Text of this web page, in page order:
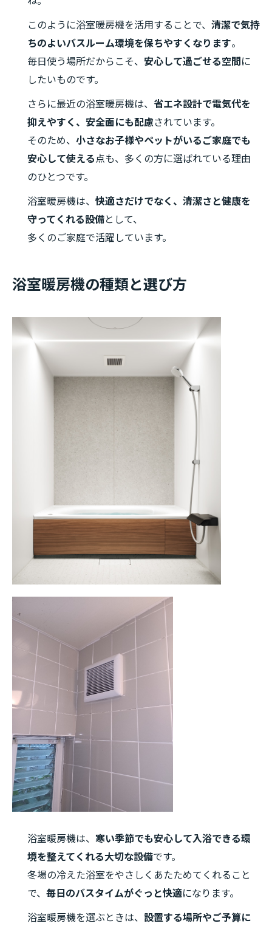
このように浴室暖房機を活用することで、 清潔で気持
ちのよいバスルーム環境を保ちやすくなります。
毎日使う場所だからこそ、 安心して過ごせる空間に
したいものです。
さらに最近の浴室暖房機は、 省エネ設計で電気代を
抑えやすく、安全面にも配慮されています。
そのため、 小さなお子様やペットがいるご家庭でも
安心して使える点も、多くの方に選ばれている理由
のひとつです。
浴室暖房機は、 快適さだけでなく、清潔さと健康を
守ってくれる設備として、
多くのご家庭で活躍しています。
浴室暖房機の種類と選び方
浴室暖房機は、 寒い季節でも安心して入浴できる環
境を整えてくれる大切な設備です。
冬場の冷えた浴室をやさしくあたためてくれること
で、 毎日のバスタイムがぐっと快適になります。
浴室暖房機を選ぶときは、 設置する場所やご予算に